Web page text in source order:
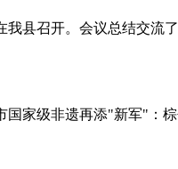
县召开。会议总结交
国家级非遗再添"新军"：